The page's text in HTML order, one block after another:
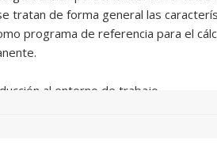
tratan de forma general las
programa de referencia para el
al entorno de trabajo